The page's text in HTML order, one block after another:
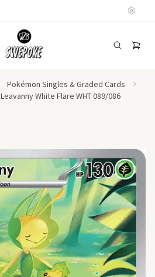
Pokémon Singles & Graded Cards
Leavanny White Flare WHT 089/086